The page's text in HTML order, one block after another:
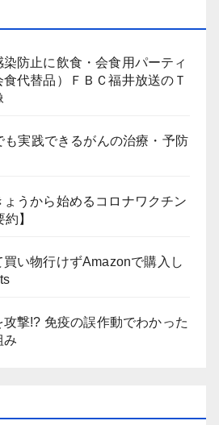
防止に飲食・会食用パーティ
代替品）ＦＢＣ福井放送のＴ
も実践できるがんの治療・予防
ょうから始めるコロナワクチン
】
い物行けずAmazonで購入し
撃!? 免疫の誤作動でわかった
み